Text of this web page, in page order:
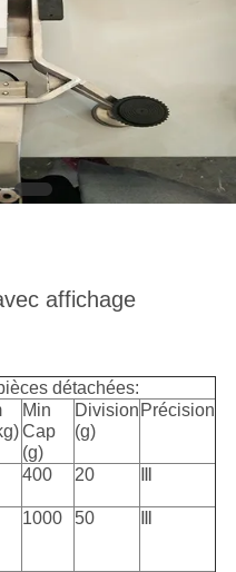
affichage
détachées:
Min
Cap
(g)
Division
(g)
Précision
400 20
1000 50